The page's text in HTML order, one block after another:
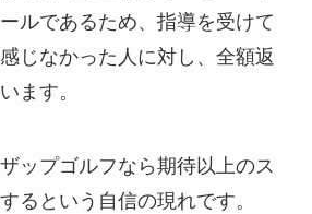
ルであるため、指導を受けて
じなかった人に対し、全額返
ます。
ップゴルフなら期待以上のス
るという自信の現れです。